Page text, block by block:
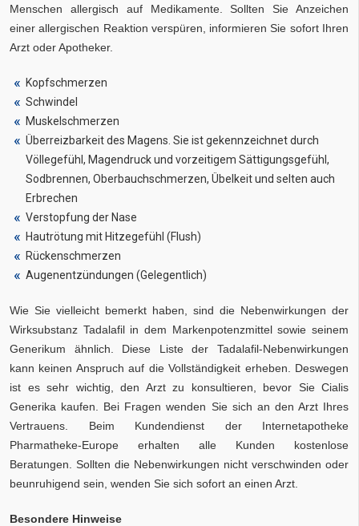
Menschen allergisch auf Medikamente. Sollten Sie Anzeichen
einer allergischen Reaktion verspüren, informieren Sie sofort Ihren
Arzt oder Apotheker.
Kopfschmerzen
Schwindel
Muskelschmerzen
Überreizbarkeit des Magens. Sie ist gekennzeichnet durch
Völlegefühl, Magendruck und vorzeitigem Sättigungsgefühl,
Sodbrennen, Oberbauchschmerzen, Übelkeit und selten auch
Erbrechen
Verstopfung der Nase
Hautrötung mit Hitzegefühl (Flush)
Rückenschmerzen
Augenentzündungen (Gelegentlich)
Wie Sie vielleicht bemerkt haben, sind die Nebenwirkungen der
Wirksubstanz Tadalafil in dem Markenpotenzmittel sowie seinem
Generikum ähnlich. Diese Liste der Tadalafil-Nebenwirkungen
kann keinen Anspruch auf die Vollständigkeit erheben. Deswegen
ist es sehr wichtig, den Arzt zu konsultieren, bevor Sie Cialis
Generika kaufen. Bei Fragen wenden Sie sich an den Arzt Ihres
Vertrauens. Beim Kundendienst der Internetapotheke
Pharmatheke-Europe erhalten alle Kunden kostenlose
Beratungen. Sollten die Nebenwirkungen nicht verschwinden oder
beunruhigend sein, wenden Sie sich sofort an einen Arzt.
Besondere Hinweise